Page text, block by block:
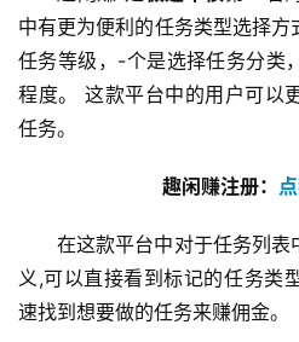
首
页
中有更为便利的任务类型选择
任务等级，-个是选择任务分类
程度。 这款平台中的用户可以
任务。
趣闲赚注册：
在这款平台中对于任务列
义,可以直接看到标记的任务类
速找到想要做的任务来赚佣金。